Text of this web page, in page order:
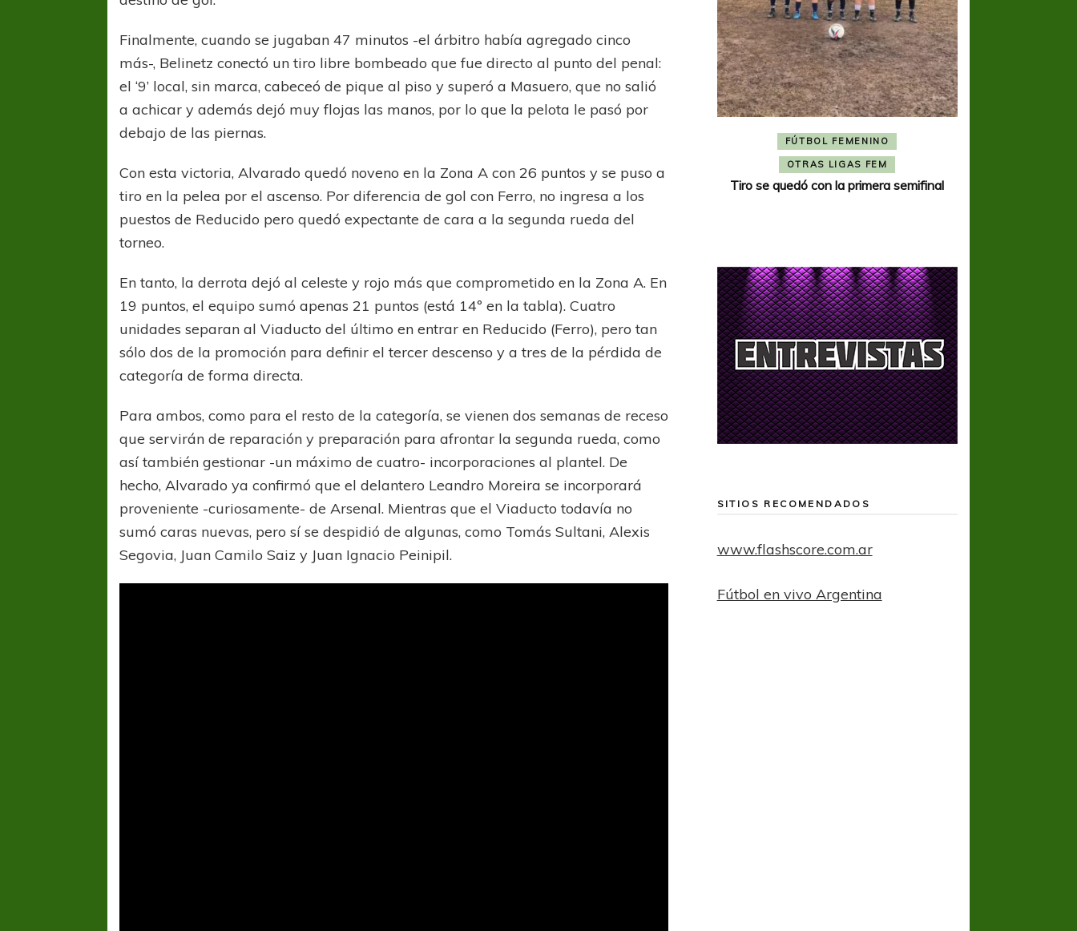
Finalmente, cuando se jugaban 47 minutos -el árbitro había agregado cinco
más-, Belinetz conectó un tiro libre bombeado que fue directo al punto del penal:
el ‘9’ local, sin marca, cabeceó de pique al piso y superó a Masuero, que no salió
a achicar y además dejó muy flojas las manos, por lo que la pelota le pasó por
debajo de las piernas.
Con esta victoria, Alvarado quedó noveno en la Zona A con 26 puntos y se puso a
tiro en la pelea por el ascenso. Por diferencia de gol con Ferro, no ingresa a los
puestos de Reducido pero quedó expectante de cara a la segunda rueda del
torneo.
En tanto, la derrota dejó al celeste y rojo más que comprometido en la Zona A. En
19 puntos, el equipo sumó apenas 21 puntos (está 14º en la tabla). Cuatro
unidades separan al Viaducto del último en entrar en Reducido (Ferro), pero tan
sólo dos de la promoción para definir el tercer descenso y a tres de la pérdida de
categoría de forma directa.
Para ambos, como para el resto de la categoría, se vienen dos semanas de receso
que servirán de reparación y preparación para afrontar la segunda rueda, como
así también gestionar -un máximo de cuatro- incorporaciones al plantel. De
hecho, Alvarado ya confirmó que el delantero Leandro Moreira se incorporará
proveniente -curiosamente- de Arsenal. Mientras que el Viaducto todavía no
sumó caras nuevas, pero sí se despidió de algunas, como Tomás Sultani, Alexis
Segovia, Juan Camilo Saiz y Juan Ignacio Peinipil.
FÚTBOL FEMENINO
Korn
REGIONAL AMATEUR
Verónica jugará ante Estrella del Sur en el
Federal
Las campeonas festejaron ante su gente
FÚTBOL FEMENINO
OTRAS LIGAS FEM
Tiro se quedó con la primera semifinal
SITIOS RECOMENDADOS
www.flashscore.com.ar
Fútbol en vivo Argentina